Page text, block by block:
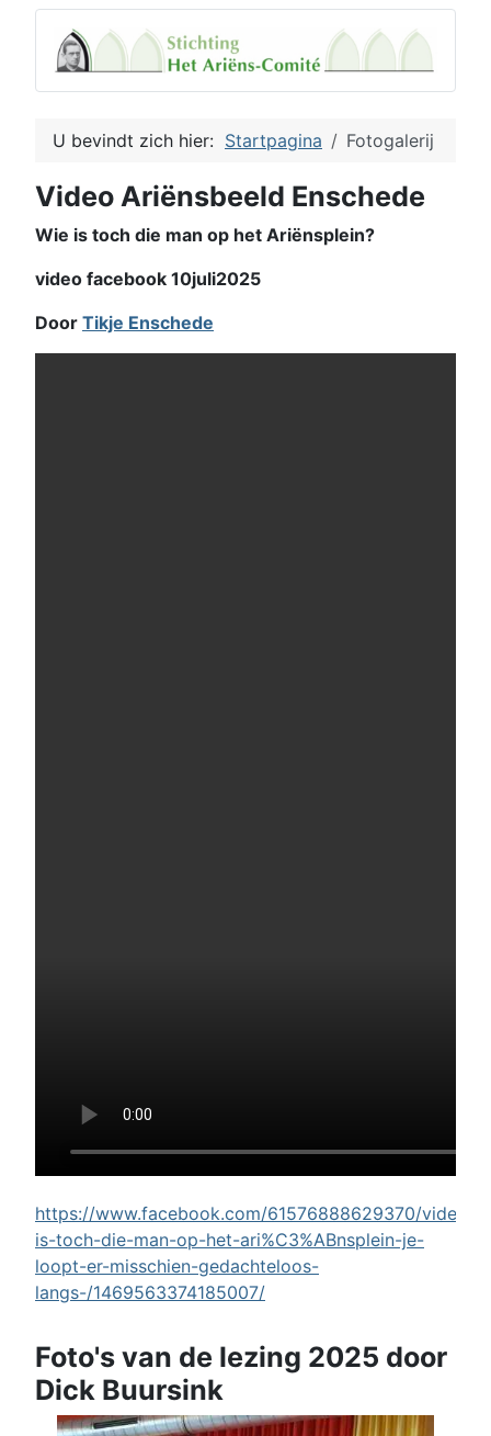
U bevindt zich hier: Startpagina Fotogalerij
Video Ariënsbeeld Enschede
Wie is toch die man op het Ariënsplein?
video facebook 10juli2025
Door Tikje Enschede
https://www.facebook.com/61576888629370/videos/
is-toch-die-man-op-het-ari%C3%ABnsplein-je-
loopt-er-misschien-gedachteloos-
langs-/1469563374185007/
Foto's van de lezing 2025 door
Dick Buursink